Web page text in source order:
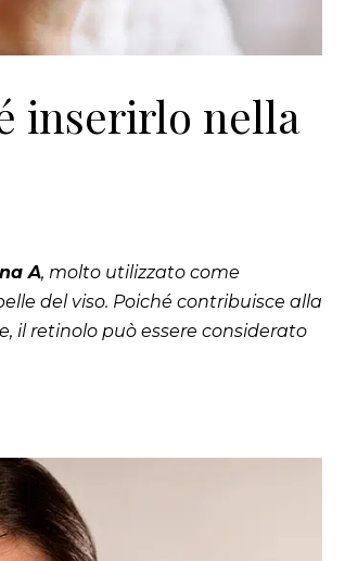
inserirlo nella
A, molto utilizzato come
del viso. Poiché contribuisce alla
il retinolo può essere considerato